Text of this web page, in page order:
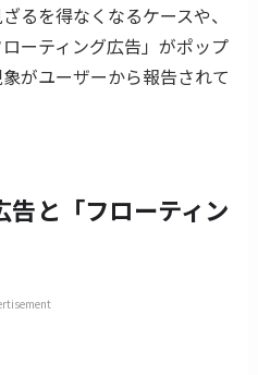
るを得なくなるケースや、
ーティング広告」がポップ
がユーザーから報告されて
告と「フローティン